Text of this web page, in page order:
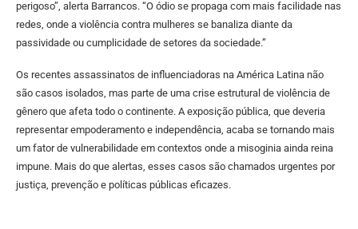
perigoso”, alerta Barrancos. “O ódio se propaga com mais facilidade nas
redes, onde a violência contra mulheres se banaliza diante da
passividade ou cumplicidade de setores da sociedade.”
Os recentes assassinatos de influenciadoras na América Latina não
são casos isolados, mas parte de uma crise estrutural de violência de
gênero que afeta todo o continente. A exposição pública, que deveria
representar empoderamento e independência, acaba se tornando mais
um fator de vulnerabilidade em contextos onde a misoginia ainda reina
impune. Mais do que alertas, esses casos são chamados urgentes por
justiça, prevenção e políticas públicas eficazes.